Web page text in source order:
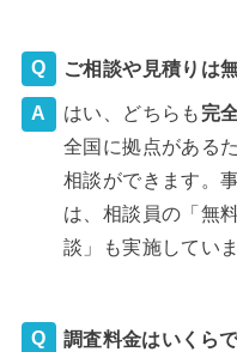
ご相談や見積りは
はい、どちらも 完
全国に拠点がある
相談ができます。
は、相談員の「無
談」も実施していま
調査料金はいくら